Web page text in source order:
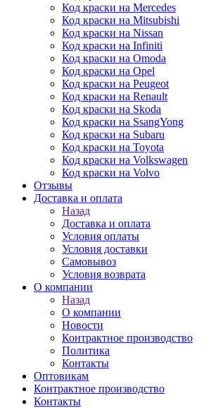
Код краски на Mercedes
Код краски на Mitsubishi
Код краски на Nissan
Код краски на Infiniti
Код краски на Omoda
Код краски на Opel
Код краски на Peugeot
Код краски на Renault
Код краски на Skoda
Код краски на SsangYong
Код краски на Subaru
Код краски на Toyota
Код краски на Volkswagen
Код краски на Volvo
Отзывы
Доставка и оплата
Назад
Доставка и оплата
Условия оплаты
Условия доставки
Самовывоз
Условия возврата
О компании
Назад
О компании
Новости
Контрактное производство
Политика
Контакты
Оптовикам
Контрактное производство
Контакты